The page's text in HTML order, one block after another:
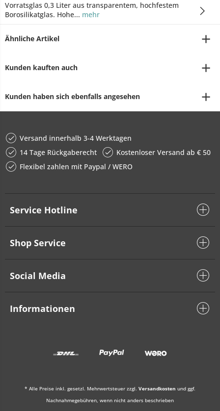
Vorratsglas 0,3 Liter aus transparentem, hochfestem
Borosilikatglas. Hohe... mehr
Ähnliche Artikel
Kunden kauften auch
Kunden haben sich ebenfalls angesehen
Versand innerhalb 3-4 Werktagen
14 Tage Rückgaberecht
Kostenloser Versand ab € 50
Flexibel zahlen mit Paypal / WERO
Service Hotline
Shop Service
Social Media
Informationen
* Alle Preise inkl. gesetzl. Mehrwertsteuer zzgl. Versandkosten und ggf.
Nachnahmegebühren, wenn nicht anders beschrieben